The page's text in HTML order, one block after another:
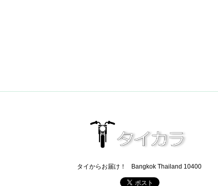
タイからお届け！ Bangkok Thailand 10400